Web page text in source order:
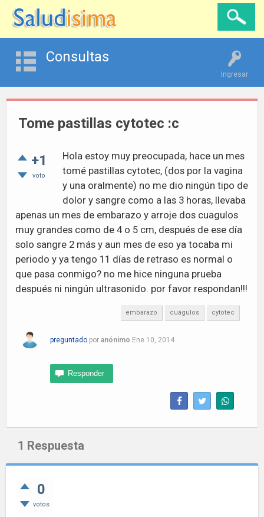
Ingresar
Consultas
Tome pastillas cytotec :c
+1
voto
Hola estoy muy preocupada, hace un mes
tomé pastillas cytotec, (dos por la vagina
y una oralmente) no me dio ningún tipo de
dolor y sangre como a las 3 horas, llevaba
apenas un mes de embarazo y arroje dos cuagulos
muy grandes como de 4 o 5 cm, después de ese día
solo sangre 2 más y aun mes de eso ya tocaba mi
periodo y ya tengo 11 días de retraso es normal o
que pasa conmigo? no me hice ninguna prueba
después ni ningún ultrasonido. por favor respondan!!!
embarazo cuágulos cytotec
preguntado por anónimo Ene 10, 2014
1 Respuesta
0
votos